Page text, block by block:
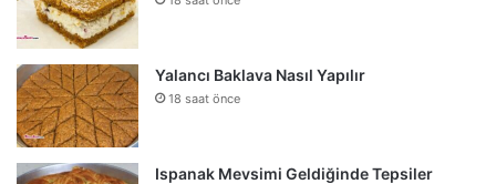
Yalancı Baklava Nasıl Yapılır
18 saat önce
Ispanak Mevsimi Geldiğinde Tepsiler